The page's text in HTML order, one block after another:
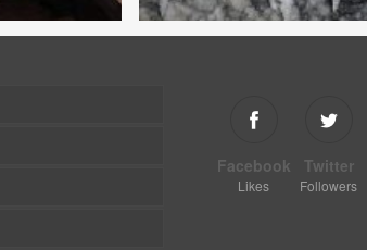
Facebook
Likes
Twitter
Followers